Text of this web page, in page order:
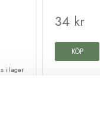
i lager
34 kr
KÖP